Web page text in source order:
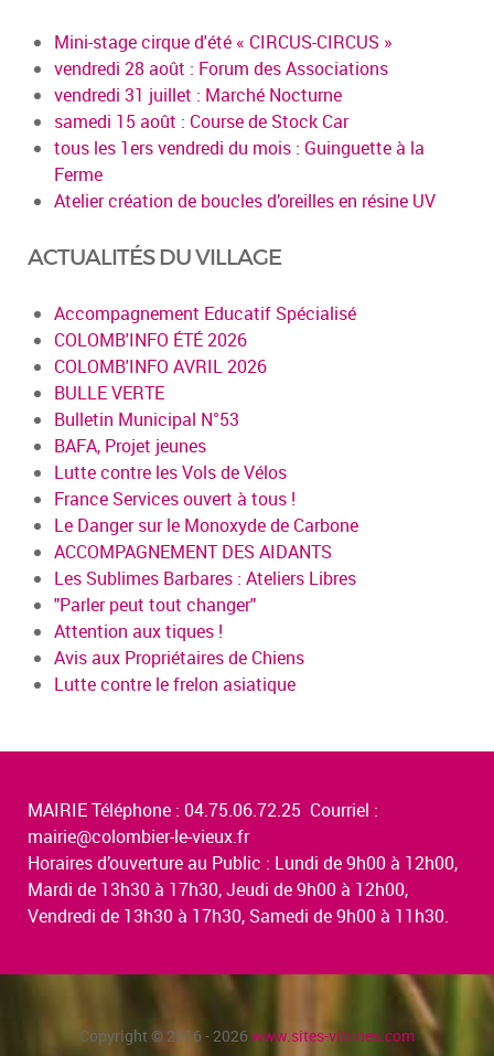
Mini-stage cirque d'été « CIRCUS-CIRCUS »
vendredi 28 août : Forum des Associations
vendredi 31 juillet : Marché Nocturne
samedi 15 août : Course de Stock Car
tous les 1ers vendredi du mois : Guinguette à la
Ferme
Atelier création de boucles d’oreilles en résine UV
ACTUALITÉS DU VILLAGE
Accompagnement Educatif Spécialisé
COLOMB'INFO ÉTÉ 2026
COLOMB'INFO AVRIL 2026
BULLE VERTE
Bulletin Municipal N°53
BAFA, Projet jeunes
Lutte contre les Vols de Vélos
France Services ouvert à tous !
Le Danger sur le Monoxyde de Carbone
ACCOMPAGNEMENT DES AIDANTS
Les Sublimes Barbares : Ateliers Libres
"Parler peut tout changer"
Attention aux tiques !
Avis aux Propriétaires de Chiens
Lutte contre le frelon asiatique
MAIRIE Téléphone : 04.75.06.72.25 Courriel :
mairie@colombier-le-vieux.fr
Horaires d’ouverture au Public : Lundi de 9h00 à 12h00,
Mardi de 13h30 à 17h30, Jeudi de 9h00 à 12h00,
Vendredi de 13h30 à 17h30, Samedi de 9h00 à 11h30.
Copyright © 2016 - 2026www.sites-vitrines.com